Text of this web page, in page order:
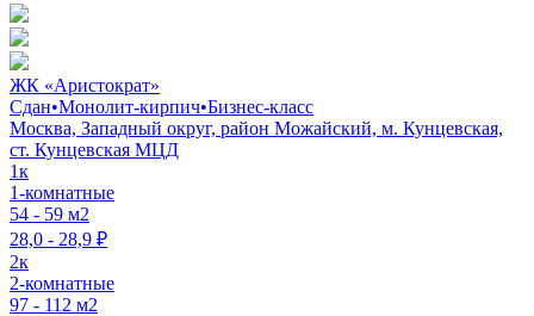
ЖК «Аристократ»
Сдан•Монолит-кирпич•Бизнес-класс
Москва, Западный округ, район Можайский, м. Кунцевская,
ст. Кунцевская МЦД
1к
1-комнатные
54 - 59 м2
28,0 - 28,9 ₽
2к
2-комнатные
97 - 112 м2